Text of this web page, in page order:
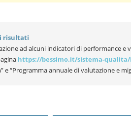
risultati
ad alcuni indicatori di performance e
https://bessimo.it/sistema-
e “Programma annuale di valutazione e